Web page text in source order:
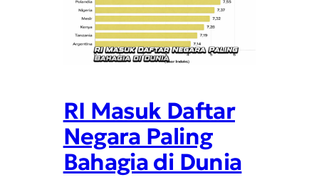
RI Masuk Daftar
Negara Paling
Bahagia di Dunia